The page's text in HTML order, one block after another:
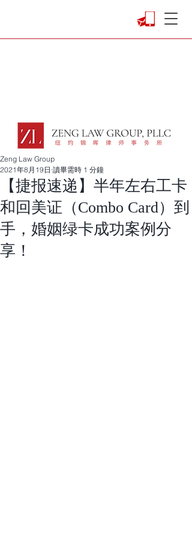
【捷报速递】半年左右工卡
和回美证（Combo Card）到
手，婚姻绿卡成功案例分
享！
Zeng Law Group
2021年8月19日 讀畢需時 1 分鐘